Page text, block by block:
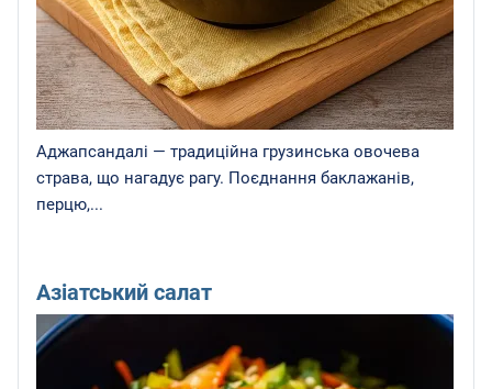
Аджапсандалі — традиційна грузинська овочева
страва, що нагадує рагу. Поєднання баклажанів,
перцю,...
Азіатський салат